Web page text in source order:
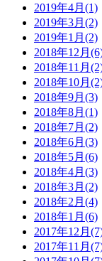
2019年4月(1)
2019年3月(2)
2019年1月(2)
2018年12月
2018年11月
2018年10月
2018年9月(3)
2018年8月(1)
2018年7月(2)
2018年6月(3)
2018年5月(6)
2018年4月(3)
2018年3月(2)
2018年2月(4)
2018年1月(6)
2017年12月
2017年11月